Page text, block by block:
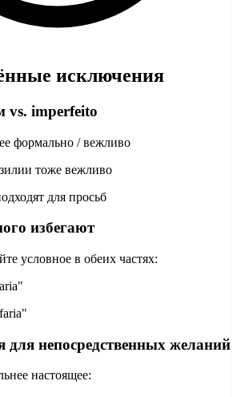
исключения
vs. imperfeito
формально / вежливо
тоже вежливо
для просьб
избегают
условное в обеих частях:
для непосредственных желаний
настоящее: